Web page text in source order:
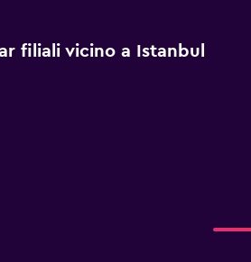
filiali vicino a Istanbul